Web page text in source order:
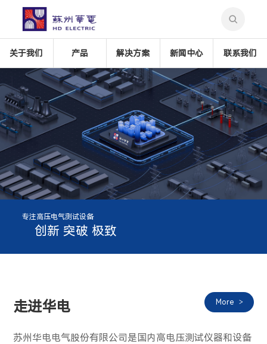
关于我们 产品 解决方案 新闻中心 联系我们
融合苏州文化遗产精髓
境界 精致 完美
专注高压电气测试设备
创新 突破 极致
走进华电 More
苏州华电电气股份有限公司是国内高电压测试仪器和设备